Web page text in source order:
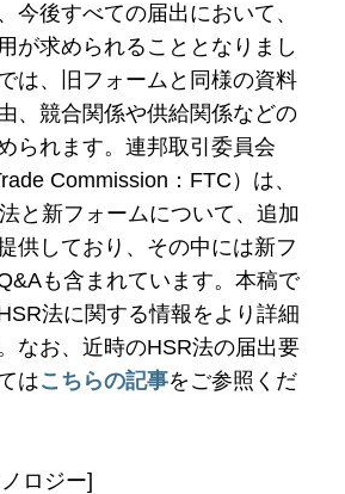
今後すべての届出において、
が求められることとなりまし
は、旧フォームと同様の資料
、競合関係や供給関係などの
られます。連邦取引委員会
Commission：FTC）は、
と新フォームについて、追加
供しており、その中には新フ
も含まれています。本稿で
法に関する情報をより詳細
なお、近時のHSR法の届出要
はこちらの記事をご参照くだ
ロジー]